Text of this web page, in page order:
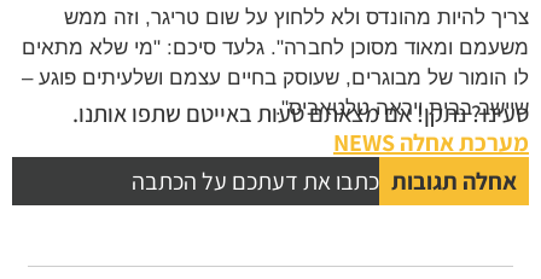
צריך להיות מהונדס ולא ללחוץ על שום טריגר, וזה ממש
משעמם ומאוד מסוכן לחברה". גלעד סיכם: "מי שלא מתאים
לו הומור של מבוגרים, שעוסק בחיים עצמם ושלעיתים פוגע –
שיישב בבית ויראה טלטאביס".
טעינו? נתקן! אם מצאתם טעות באייטם שתפו אותנו.
מערכת אחלה NEWS
אחלה תגובות כתבו את דעתכם על הכתבה